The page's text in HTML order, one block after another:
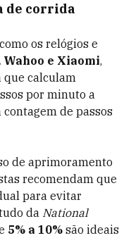
de corrida
os relógios e
e Xiaomi,
que calculam
por minuto a
de passos
de aprimoramento
recomendam que
para evitar
da National
5% a 10% são ideais